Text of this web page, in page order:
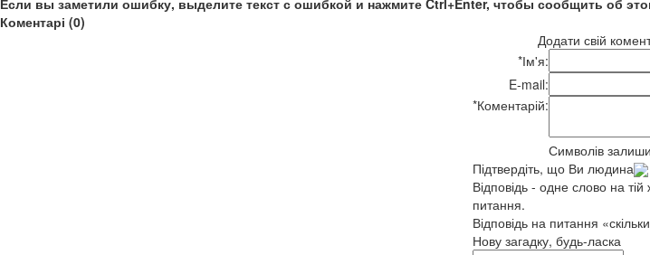
Коментарі (0)
Додати свій
*Ім'я:
E-mail:
*Коментарій:
Символів
Підтвердіть, що Ви людина
Відповідь - одне слово на
питання.
Відповідь на питання
Нову загадку, будь-ласка